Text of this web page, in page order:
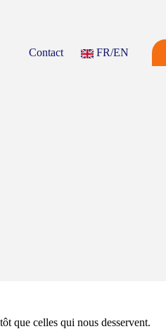
Contact FR/EN
que celles qui nous desservent.